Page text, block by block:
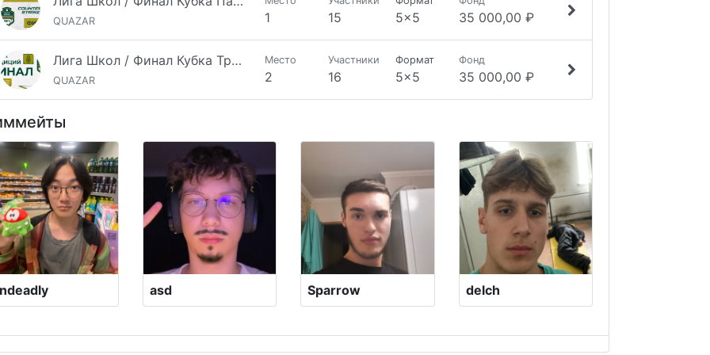
QUAZAR 1 15 5x5 35 000,00 ₽
Лига Школ / Финал Кубка Традиций
QUAZAR
Место
2
Участники
16
Формат
5x5
Фонд
35 000,00 ₽
asd Sparrow delch